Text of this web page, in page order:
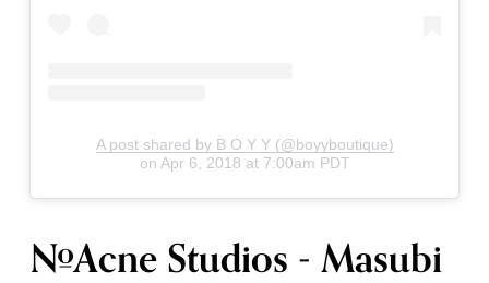
A post shared by B O Y Y (@boyyboutique)
on Apr 6, 2018 at 7:00am PDT
#Acne Studios - Masubi